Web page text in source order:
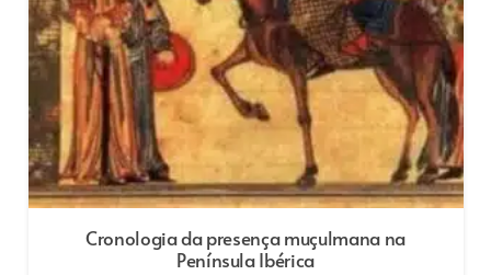
Cronologia da presença muçulmana na
Península Ibérica